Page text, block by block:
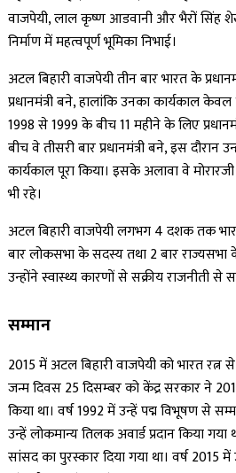
वाजपेयी, लाल कृष्ण आडवानी और भैरों सिंह
निर्माण में महत्वपूर्ण भूमिका निभाई।
अटल बिहारी वाजपेयी तीन बार भारत के
प्रधानमंत्री बने, हालांकि उनका कार्यकाल
1998 से 1999 के बीच 11 महीने के लिए
बीच वे तीसरी बार प्रधानमंत्री बने, इस दौरान
कार्यकाल पूरा किया। इसके अलावा वे
भी रहे।
अटल बिहारी वाजपेयी लगभग 4 दशक तक
बार लोकसभा के सदस्य तथा 2 बार
उन्होंने स्वास्थ्य कारणों से सक्रीय राजनीती से
सम्मान
2015 में अटल बिहारी वाजपेयी को भारत रत्न
जन्म दिवस 25 दिसम्बर को केंद्र सरकार ने
किया था। वर्ष 1992 में उन्हें पद्म विभूषण से
उन्हें लोकमान्य तिलक अवार्ड प्रदान किया गया
सांसद का पुरस्कार दिया गया था। वर्ष 2015 में